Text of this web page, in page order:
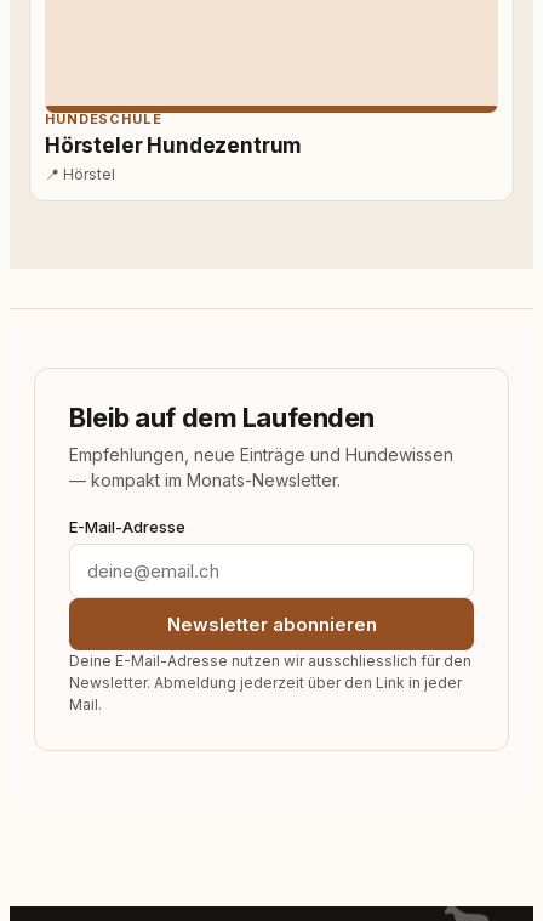
HUNDESCHULE
Hörsteler Hundezentrum
📍 Hörstel
Bleib auf dem Laufenden
Empfehlungen, neue Einträge und Hundewissen
— kompakt im Monats-Newsletter.
E-Mail-Adresse
Newsletter abonnieren
Deine E-Mail-Adresse nutzen wir ausschliesslich für den
Newsletter. Abmeldung jederzeit über den Link in jeder
Mail.